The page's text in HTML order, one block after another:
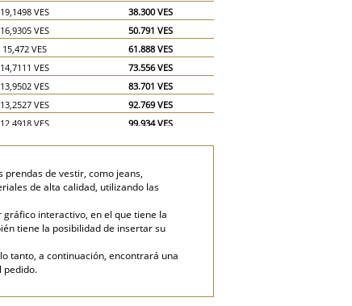
19,1498 VES
38.300 VES
16,9305 VES
50.791 VES
15,472 VES
61.888 VES
14,7111 VES
73.556 VES
13,9502 VES
83.701 VES
13,2527 VES
92.769 VES
12,4918 VES
99.934 VES
9,5749 VES
143.624 VES
de vestir, como jeans,
de alta calidad, utilizando las
interactivo, en el que tiene la
tiene la posibilidad de insertar su
tanto, a continuación, encontrará una
pedido.